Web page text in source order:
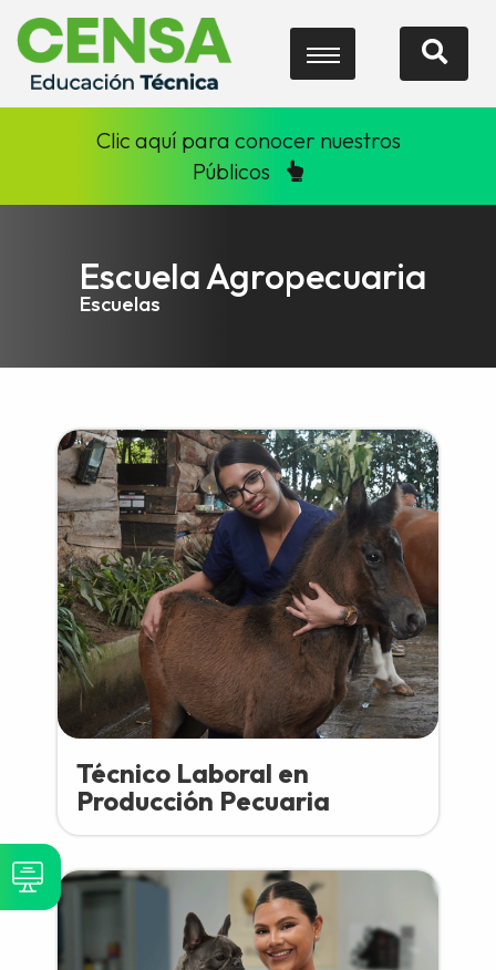
Clic aquí para conocer nuestros
Públicos
Escuela Agropecuaria
Escuelas
Técnico Laboral en
Producción Pecuaria